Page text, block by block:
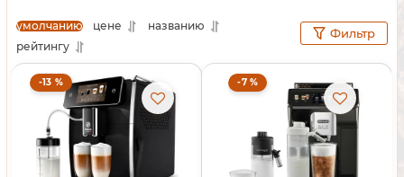
умолчанию цене
названию
рейтингу
Фильтр
-13 % -7 %